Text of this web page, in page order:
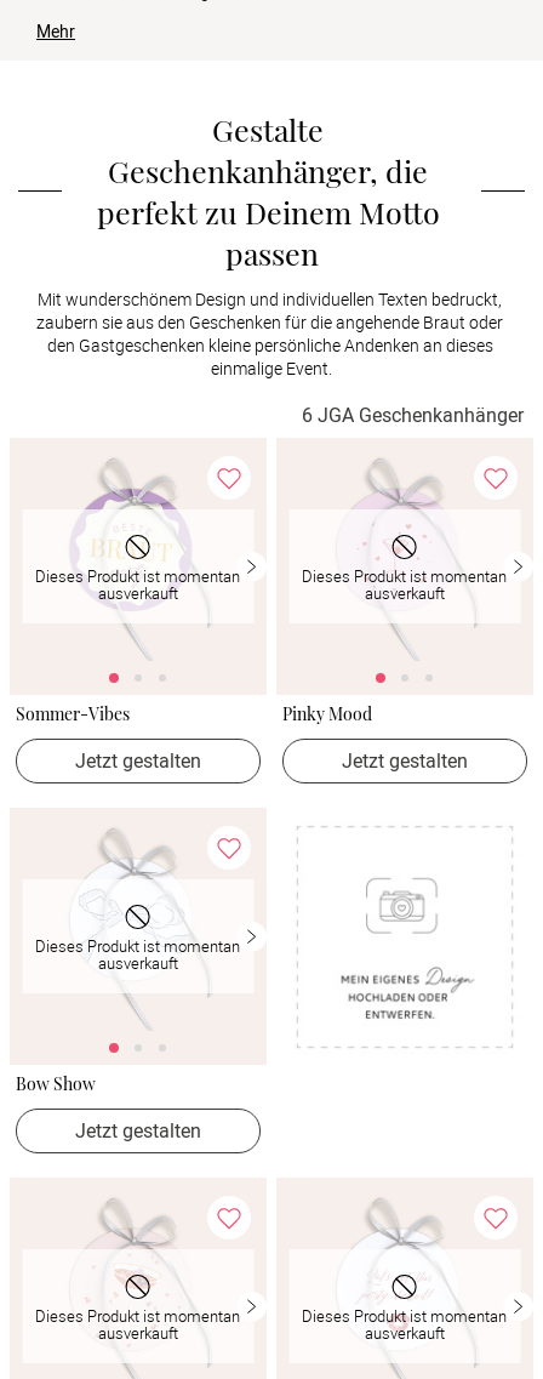
Mehr
Gestalte
Geschenkanhänger, die
perfekt zu Deinem Motto
passen
Mit wunderschönem Design und individuellen Texten bedruckt,
zaubern sie aus den Geschenken für die angehende Braut oder
den Gastgeschenken kleine persönliche Andenken an dieses
einmalige Event.
6 JGA Geschenkanhänger
Dieses Produkt ist momentan
ausverkauft
Sommer-Vibes
Jetzt gestalten
Dieses Produkt ist momentan
ausverkauft
Pinky Mood
Jetzt gestalten
Dieses Produkt ist momentan
ausverkauft
Bow Show
Jetzt gestalten
Dieses Produkt ist momentan
ausverkauft
Dieses Produkt ist momentan
ausverkauft